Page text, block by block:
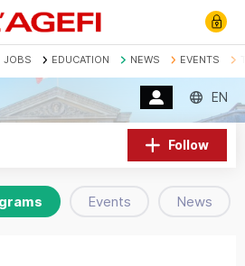
JOBS EDUCATION NEWS EVENTS
EN
Follow
Events News
Marchés actions
Economie